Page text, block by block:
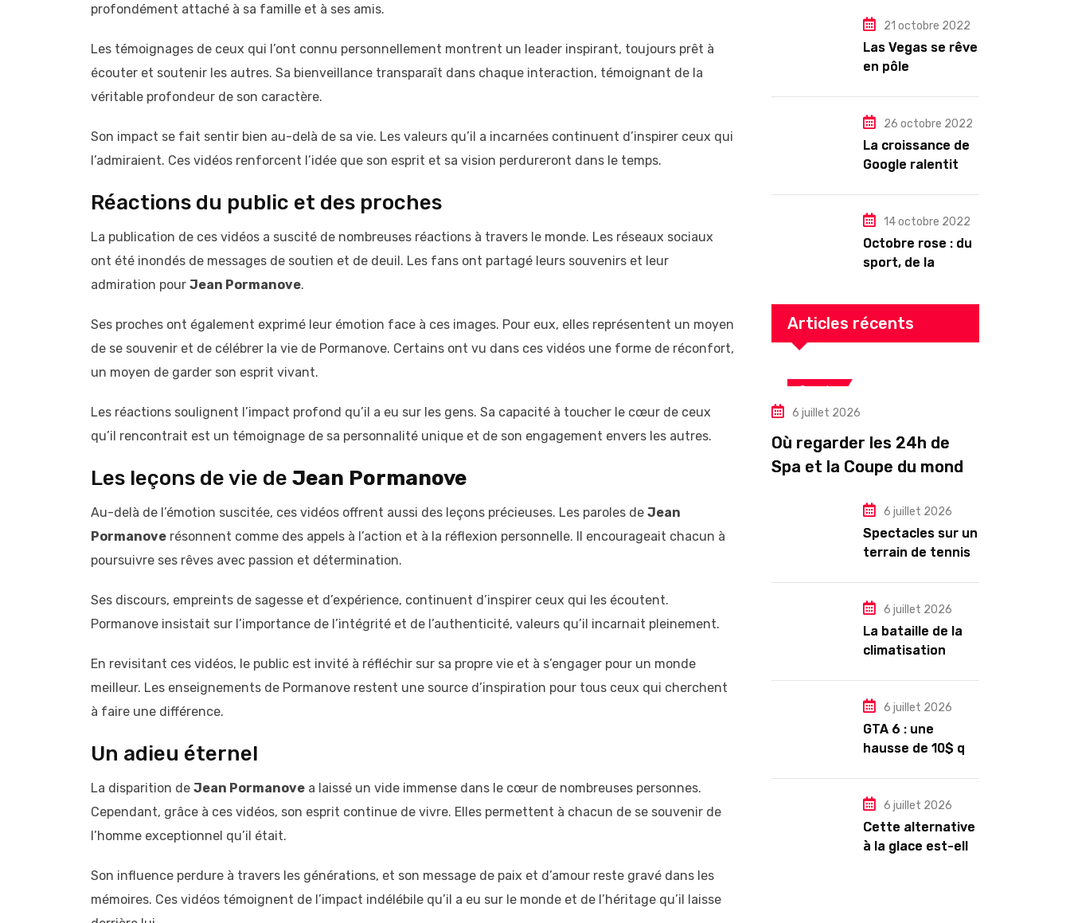
profondément attaché à sa famille et à ses amis.
Les témoignages de ceux qui l’ont connu personnellement montrent un leader inspirant, toujours prêt à
écouter et soutenir les autres. Sa bienveillance transparaît dans chaque interaction, témoignant de la
véritable profondeur de son caractère.
Son impact se fait sentir bien au-delà de sa vie. Les valeurs qu’il a incarnées continuent d’inspirer ceux qui
l’admiraient. Ces vidéos renforcent l’idée que son esprit et sa vision perdureront dans le temps.
Réactions du public et des proches
La publication de ces vidéos a suscité de nombreuses réactions à travers le monde. Les réseaux sociaux
ont été inondés de messages de soutien et de deuil. Les fans ont partagé leurs souvenirs et leur
admiration pour Jean Pormanove.
Ses proches ont également exprimé leur émotion face à ces images. Pour eux, elles représentent un moyen
de se souvenir et de célébrer la vie de Pormanove. Certains ont vu dans ces vidéos une forme de réconfort,
un moyen de garder son esprit vivant.
Les réactions soulignent l’impact profond qu’il a eu sur les gens. Sa capacité à toucher le cœur de ceux
qu’il rencontrait est un témoignage de sa personnalité unique et de son engagement envers les autres.
Les leçons de vie de Jean Pormanove
Au-delà de l’émotion suscitée, ces vidéos offrent aussi des leçons précieuses. Les paroles de Jean
Pormanove résonnent comme des appels à l’action et à la réflexion personnelle. Il encourageait chacun à
poursuivre ses rêves avec passion et détermination.
Ses discours, empreints de sagesse et d’expérience, continuent d’inspirer ceux qui les écoutent.
Pormanove insistait sur l’importance de l’intégrité et de l’authenticité, valeurs qu’il incarnait pleinement.
En revisitant ces vidéos, le public est invité à réfléchir sur sa propre vie et à s’engager pour un monde
meilleur. Les enseignements de Pormanove restent une source d’inspiration pour tous ceux qui cherchent
à faire une différence.
Un adieu éternel
La disparition de Jean Pormanove a laissé un vide immense dans le cœur de nombreuses personnes.
Cependant, grâce à ces vidéos, son esprit continue de vivre. Elles permettent à chacun de se souvenir de
l’homme exceptionnel qu’il était.
Son influence perdure à travers les générations, et son message de paix et d’amour reste gravé dans les
mémoires. Ces vidéos témoignent de l’impact indélébile qu’il a eu sur le monde et de l’héritage qu’il laisse
pour les abonnés
?
21 octobre 2022
Las Vegas se rêve
en pôle
26 octobre 2022
La croissance de
Google ralentit
14 octobre 2022
Octobre rose : du
sport, de la
programme riche
Articles récents
Sports
6 juillet 2026
Où regarder les 24h de
Spa et la Coupe du monde
6 juillet 2026
Spectacles sur un
terrain de tennis
6 juillet 2026
La bataille de la
climatisation
6 juillet 2026
GTA 6 : une
hausse de 10$ qui
Rockstar Games
6 juillet 2026
Cette alternative
à la glace est-elle